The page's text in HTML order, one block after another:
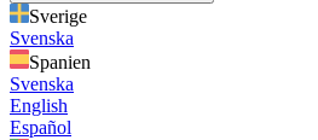
Sverige
Svenska
Spanien
Svenska
English
Español